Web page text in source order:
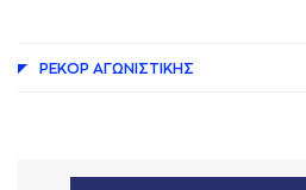
ΡΕΚΟΡ AΓΩΝΙΣΤΙΚΗΣ